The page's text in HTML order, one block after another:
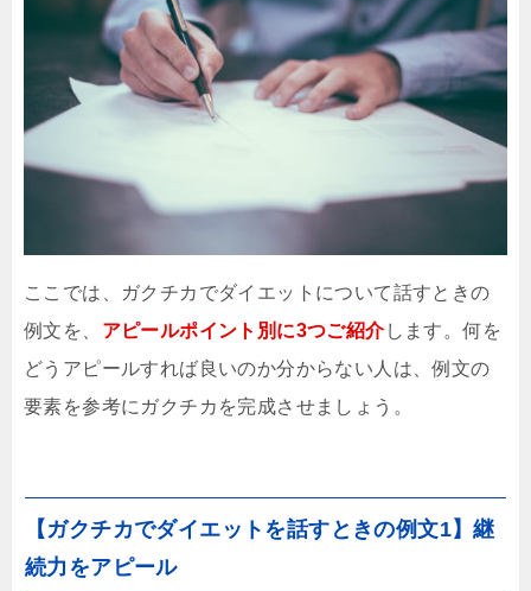
ここでは、ガクチカでダイエットについて話すときの
例文を、 アピールポイント別に3つご紹介します。何を
どうアピールすれば良いのか分からない人は、例文の
要素を参考にガクチカを完成させましょう。
【ガクチカでダイエットを話すときの例文1】継
続力をアピール